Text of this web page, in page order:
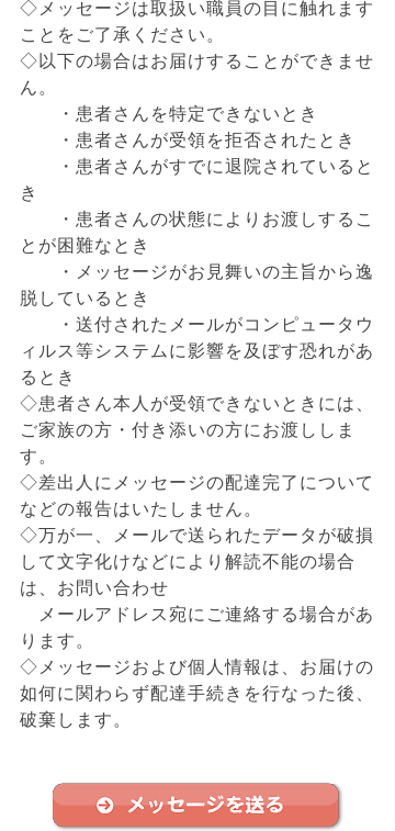
◇メッセージは取扱い職員の目に触れます
ことをご了承ください。
◇以下の場合はお届けすることができませ
ん。
・患者さんを特定できないとき
・患者さんが受領を拒否されたとき
・患者さんがすでに退院されていると
き
・患者さんの状態によりお渡しするこ
とが困難なとき
・メッセージがお見舞いの主旨から逸
脱しているとき
・送付されたメールがコンピュータウ
ィルス等システムに影響を及ぼす恐れがあ
るとき
◇患者さん本人が受領できないときには、
ご家族の方・付き添いの方にお渡ししま
す。
◇差出人にメッセージの配達完了について
などの報告はいたしません。
◇万が一、メールで送られたデータが破損
して文字化けなどにより解読不能の場合
は、お問い合わせ
メールアドレス宛にご連絡する場合があ
ります。
◇メッセージおよび個人情報は、お届けの
如何に関わらず配達手続きを行なった後、
破棄します。